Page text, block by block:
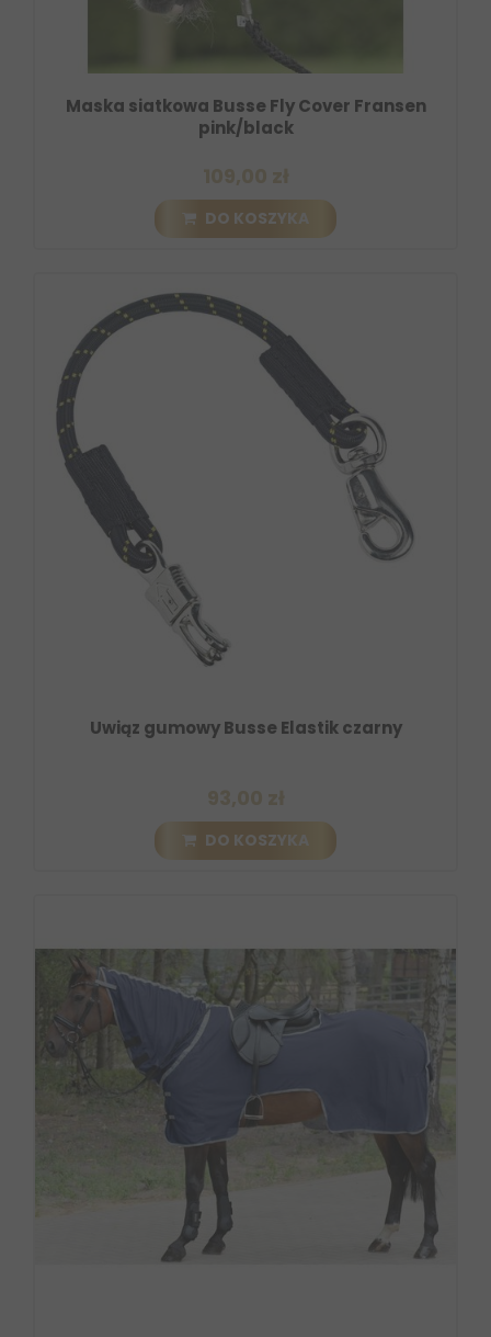
Maska siatkowa Busse Fly Cover Fransen
pink/black
DO KOSZYKA
Uwiąz gumowy Busse Elastik czarny
DO KOSZYKA